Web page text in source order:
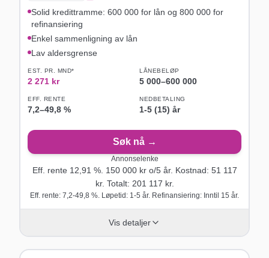
Solid kredittramme: 600 000 for lån og 800 000 for
refinansiering
Enkel sammenligning av lån
Lav aldersgrense
EST. PR. MND*
2 271 kr
LÅNEBELØP
5 000–600 000
EFF. RENTE
7,2–49,8 %
NEDBETALING
1-5 (15) år
Søk nå →
Annonselenke
Eff. rente 12,91 %. 150 000kr o/5år. Kostnad: 51 117
kr. Totalt: 201 117 kr.
Eff. rente: 7,2-49,8 %. Løpetid: 1-5 år. Refinansiering: Inntil 15 år.
Vis detaljer